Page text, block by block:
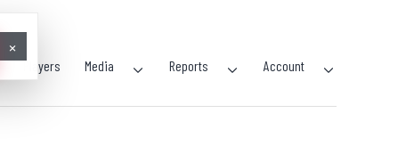
Players Media Reports Account
×